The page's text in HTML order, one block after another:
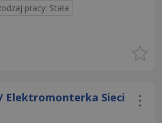
pracy: Stała
Elektromonterka Sieci